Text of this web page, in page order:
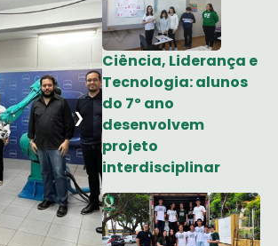
❯
Ciência, Liderança e
Tecnologia: alunos
do 7º ano
desenvolvem
projeto
interdisciplinar